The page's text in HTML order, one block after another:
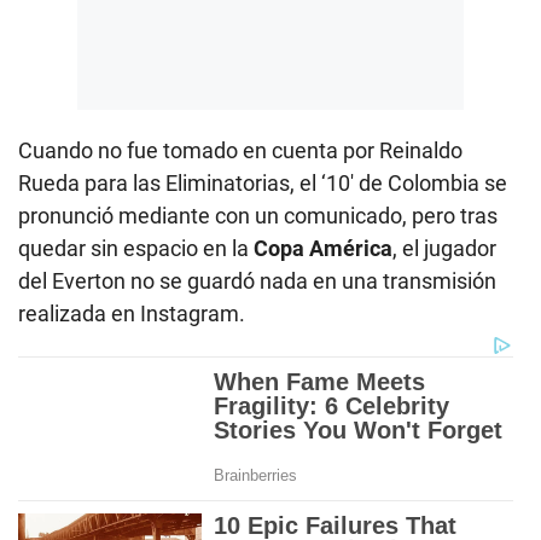
Cuando no fue tomado en cuenta por Reinaldo
Rueda para las Eliminatorias, el ‘10′ de Colombia se
pronunció mediante con un comunicado, pero tras
quedar sin espacio en la Copa América, el jugador
del Everton no se guardó nada en una transmisión
realizada en Instagram.